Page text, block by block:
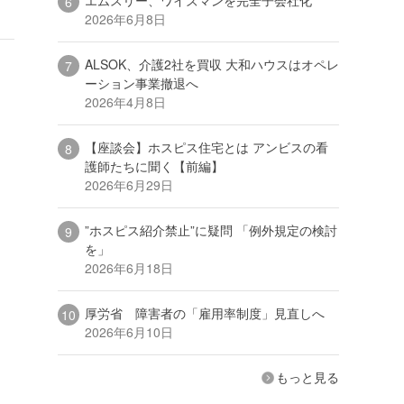
2026年6月8日
ALSOK、介護2社を買収 大和ハウスはオペレ
ーション事業撤退へ
2026年4月8日
【座談会】ホスピス住宅とは アンビスの看
護師たちに聞く【前編】
2026年6月29日
”ホスピス紹介禁止”に疑問 「例外規定の検討
を」
2026年6月18日
厚労省 障害者の「雇用率制度」見直しへ
2026年6月10日
もっと見る